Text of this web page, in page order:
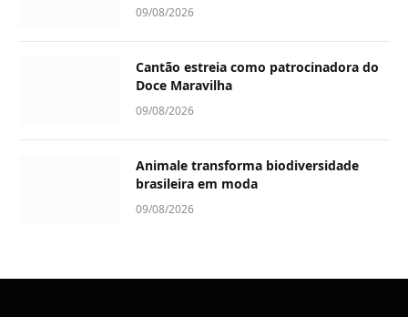
09/08/2026
Cantão estreia como patrocinadora do
Doce Maravilha
09/08/2026
Animale transforma biodiversidade
brasileira em moda
09/08/2026